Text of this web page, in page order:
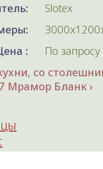
Slotex
:
По запросу
со
Мрамор Бланк